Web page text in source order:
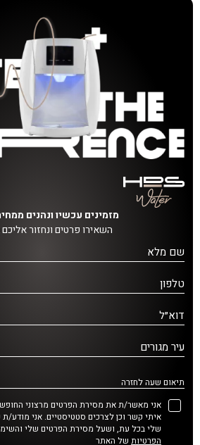
מזמינים עכשיו ונהנים
השאירו פרטים ונחזור
שם מלא
טלפון
דוא״ל
עיר מגורים
תיאום שעה לחזרה
אני מאשר/ת את מסירת הפרטים מרצוני
איתי קשר וכן לצרכים סטטיסטיים. אני
שלי בכל עת, ושעל מסירת הפרטים שלי
הפרטיות של האתר